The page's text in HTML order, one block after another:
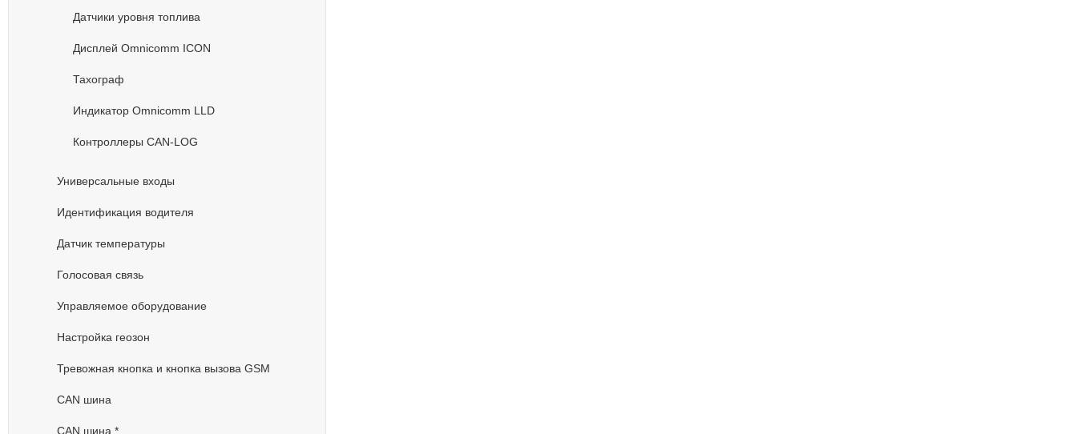
Датчики уровня топлива
Дисплей Omnicomm ICON
Тахограф
Индикатор Omnicomm LLD
Контроллеры CAN-LOG
Универсальные входы
Идентификация водителя
Датчик температуры
Голосовая связь
Управляемое оборудование
Настройка геозон
Тревожная кнопка и кнопка вызова GSM
CAN шина
CAN шина *